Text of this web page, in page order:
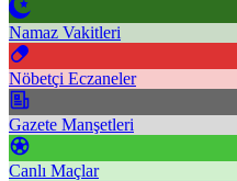
Namaz Vakitleri
Nöbetçi Eczaneler
Gazete Manşetleri
Canlı Maçlar